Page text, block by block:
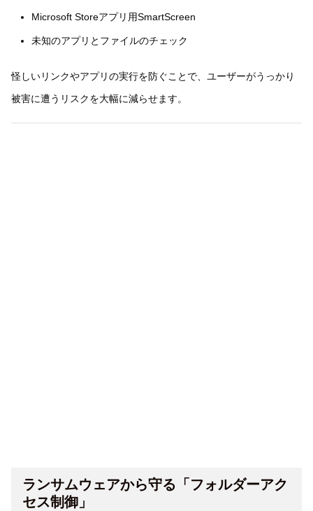
Microsoft Storeアプリ用SmartScreen
未知のアプリとファイルのチェック
怪しいリンクやアプリの実行を防ぐことで、ユーザーがうっかり
被害に遭うリスクを大幅に減らせます。
ランサムウェアから守る「フォルダーアク
セス制御」